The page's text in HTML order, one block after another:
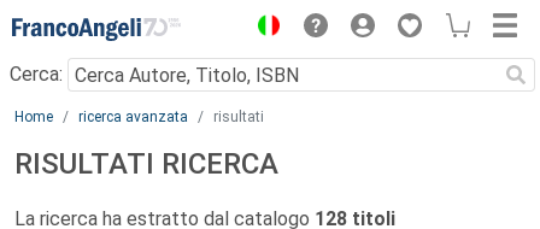
Menu
Cerca:
Main content
Home ricerca avanzata risultati
RISULTATI RICERCA
La ricerca ha estratto dal catalogo 128 titoli